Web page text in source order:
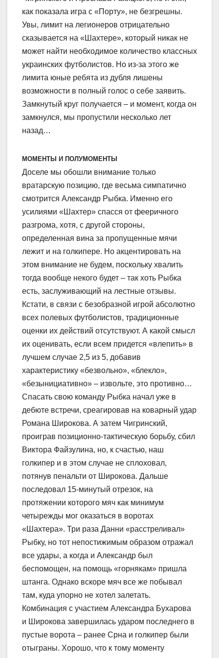
как показала игра с «Порту», не безгрешны.
Увы, лимит на легионеров отрицательно
сказывается на «Шахтере», который никак не
может найти необходимое количество классных
украинских футболистов. Но из-за этого же
лимита юные ребята из дубля лишены
возможности в полный голос о себе заявить.
Замкнутый круг получается – и момент, когда он
замкнулся, мы пропустили несколько лет
назад…
МОМЕНТЫ И ПОЛУМОМЕНТЫ
Доселе мы обошли внимание только
вратарскую позицию, где весьма симпатично
смотрится Александр Рыбка. Именно его
усилиями «Шахтер» спасся от фееричного
разгрома, хотя, с другой стороны,
определенная вина за пропущенные мячи
лежит и на голкипере. Но акцентировать на
этом внимание не будем, поскольку хвалить
тогда вообще некого будет – так хоть Рыбка
есть, заслуживающий на лестные отзывы.
Кстати, в связи с безобразной игрой абсолютно
всех полевых футболистов, традиционные
оценки их действий отсутствуют. А какой смысл
их оценивать, если всем придется «влепить» в
лучшем случае 2,5 из 5, добавив
характеристику «безвольно», «блекло»,
«безынициативно» – извольте, это противно…
Спасать свою команду Рыбка начал уже в
дебюте встречи, среагировав на коварный удар
Романа Широкова. А затем Чигринский,
проиграв позиционно-тактическую борьбу, сбил
Виктора Файзулина, но, к счастью, наш
голкипер и в этом случае не сплоховал,
потянув пенальти от Широкова. Дальше
последовал 15-минутый отрезок, на
протяжении которого мяч как минимум
четырежды мог оказаться в воротах
«Шахтера». Три раза Данни «расстреливал»
Рыбку, но тот непостижимым образом отражал
все удары, а когда и Александр был
беспомощен, на помощь «горнякам» пришла
штанга. Однако вскоре мяч все же побывал
там, куда упорно не хотел залетать.
Комбинация с участием Александра Бухарова
и Широкова завершилась ударом последнего в
пустые ворота – ранее Срна и голкипер были
отыграны. Хорошо, что к тому моменту